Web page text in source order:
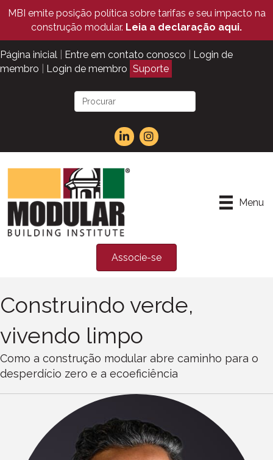
MBI emite posição política sobre tarifas e seu impacto na
construção modular. Leia a declaração aqui.
Página inicial Entre em contato conosco
Login de
membro
Login de membro Suporte
Menu
Associe-se
Construindo verde,
vivendo limpo
Como a construção modular abre caminho para o
desperdício zero e a ecoeficiência